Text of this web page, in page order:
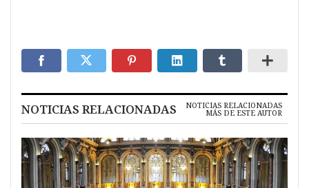
NOTICIAS RELACIONADAS NOTICIAS RELACIONADAS
MÁS DE ESTE AUTOR